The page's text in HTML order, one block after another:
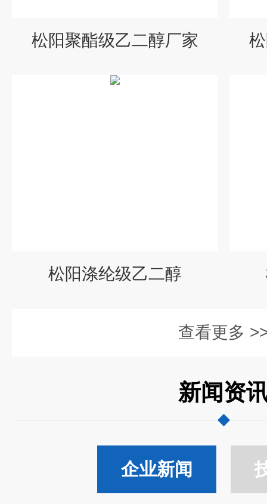
松阳聚酯级乙二醇厂家
松阳涤纶级乙二醇
查看更多
新闻资
企业新闻